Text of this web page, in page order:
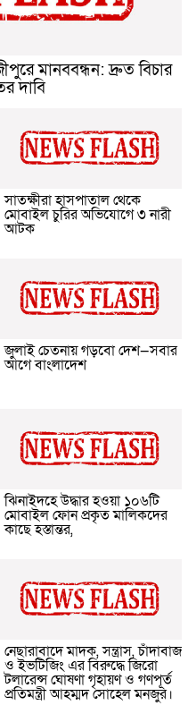
মানববন্ধন: দ্রুত বিচার
দাবি
সাতক্ষীরা হাসপাতাল থেকে
মোবাইল চুরির অভিযোগে ৩ নারী
আটক
জুলাই চেতনায় গড়বো দেশ—সবার
আগে বাংলাদেশ
ঝিনাইদহে উদ্ধার হওয়া ১০৬টি
মোবাইল ফোন প্রকৃত মালিকদের
কাছে হস্তান্তর,
নেছারাবাদে মাদক, সন্ত্রাস, চাঁদাবাজ
ও ইভটিজিং এর বিরুদ্ধে জিরো
টলারেন্স ঘোষণা গৃহায়ণ ও গণপূর্ত
প্রতিমন্ত্রী আহম্মদ সোহেল মনজুর।